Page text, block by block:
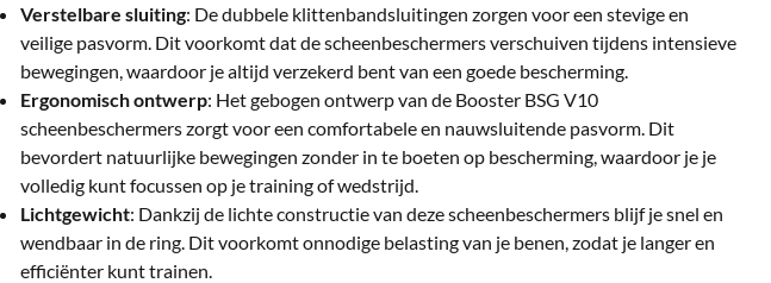
Verstelbare sluiting: De dubbele klittenbandsluitingen zorgen voor een stevige en
veilige pasvorm. Dit voorkomt dat de scheenbeschermers verschuiven tijdens intensieve
bewegingen, waardoor je altijd verzekerd bent van een goede bescherming.
Ergonomisch ontwerp: Het gebogen ontwerp van de Booster BSG V10
scheenbeschermers zorgt voor een comfortabele en nauwsluitende pasvorm. Dit
bevordert natuurlijke bewegingen zonder in te boeten op bescherming, waardoor je je
volledig kunt focussen op je training of wedstrijd.
Lichtgewicht: Dankzij de lichte constructie van deze scheenbeschermers blijf je snel en
wendbaar in de ring. Dit voorkomt onnodige belasting van je benen, zodat je langer en
efficiënter kunt trainen.